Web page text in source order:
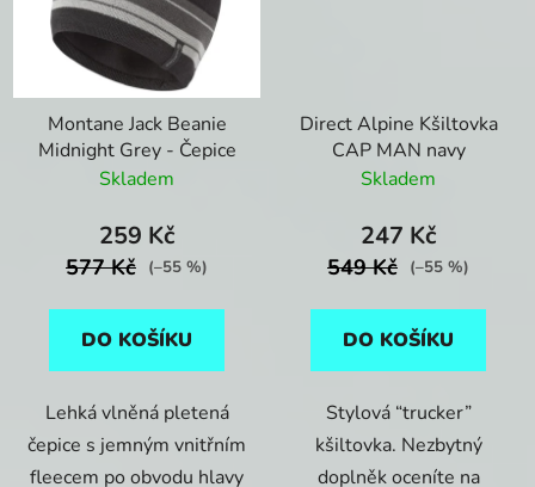
Montane Jack Beanie
Midnight Grey - Čepice
Skladem
259 Kč
577 Kč (–55 %)
DO KOŠÍKU
Lehká vlněná pletená
čepice s jemným vnitřním
fleecem po obvodu hlavy
Direct Alpine Kšiltovka
CAP MAN navy
Skladem
247 Kč
549 Kč (–55 %)
DO KOŠÍKU
Stylová “trucker”
kšiltovka. Nezbytný
doplněk oceníte na